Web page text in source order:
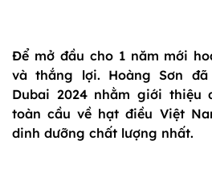
Để mở đầu cho 1 năm mới
và thắng lợi. Hoàng Sơn
Dubai 2024 nhằm giới thiệu
toàn cầu về hạt điều Việt
dinh dưỡng chất lượng nhất.